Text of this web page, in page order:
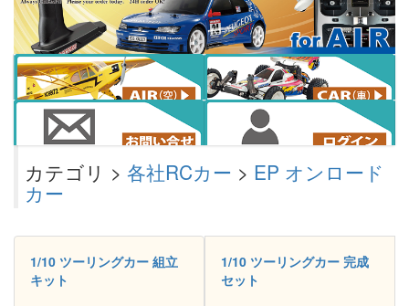
カテゴリ > 各社RCカー > EP オンロード
カー
1/10 ツーリングカー 組立
キット
1/10 ツーリングカー 完成
セット